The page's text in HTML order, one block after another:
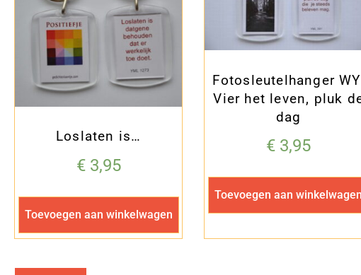
Loslaten is…
€3,95
Toevoegen aan winkelwagen
Fotosleutelhanger
Vier het leven, pluk
dag
€ 3,95
Toevoegen aan winkelwagen